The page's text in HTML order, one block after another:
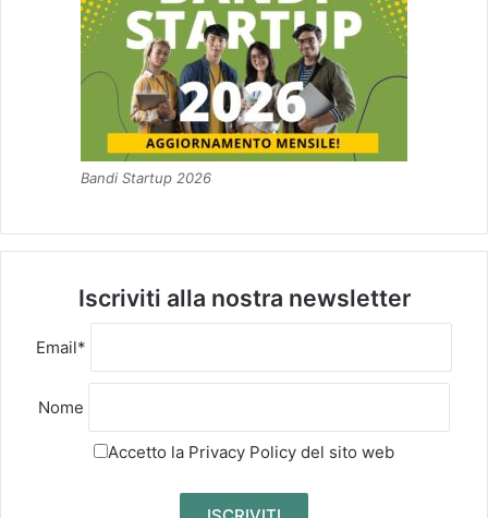
Bandi Startup 2026
Iscriviti alla nostra newsletter
Email*
Nome
Accetto la Privacy Policy del sito web